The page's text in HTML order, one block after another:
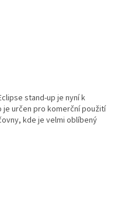
stand-up je nyní k
určen pro komerční použití
kde je velmi oblíbený